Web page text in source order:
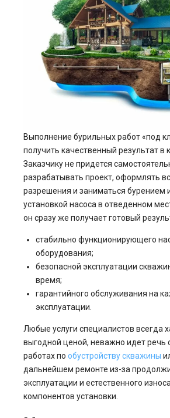
Выполнение бурильных работ «под
получить качественный результат в
Заказчику не придется
разрабатывать проект, оформлять
разрешения и заниматься бурением
установкой насоса в отведенном
он сразу же получает готовый
стабильно функционирующего
оборудования;
безопасной эксплуатации
время;
гарантийного обслуживания на
эксплуатации.
Любые услуги специалистов всегда
выгодной ценой, неважно идет речь
работах по обустройству скважины
дальнейшем ремонте из-за
эксплуатации и естественного
компонентов установки.